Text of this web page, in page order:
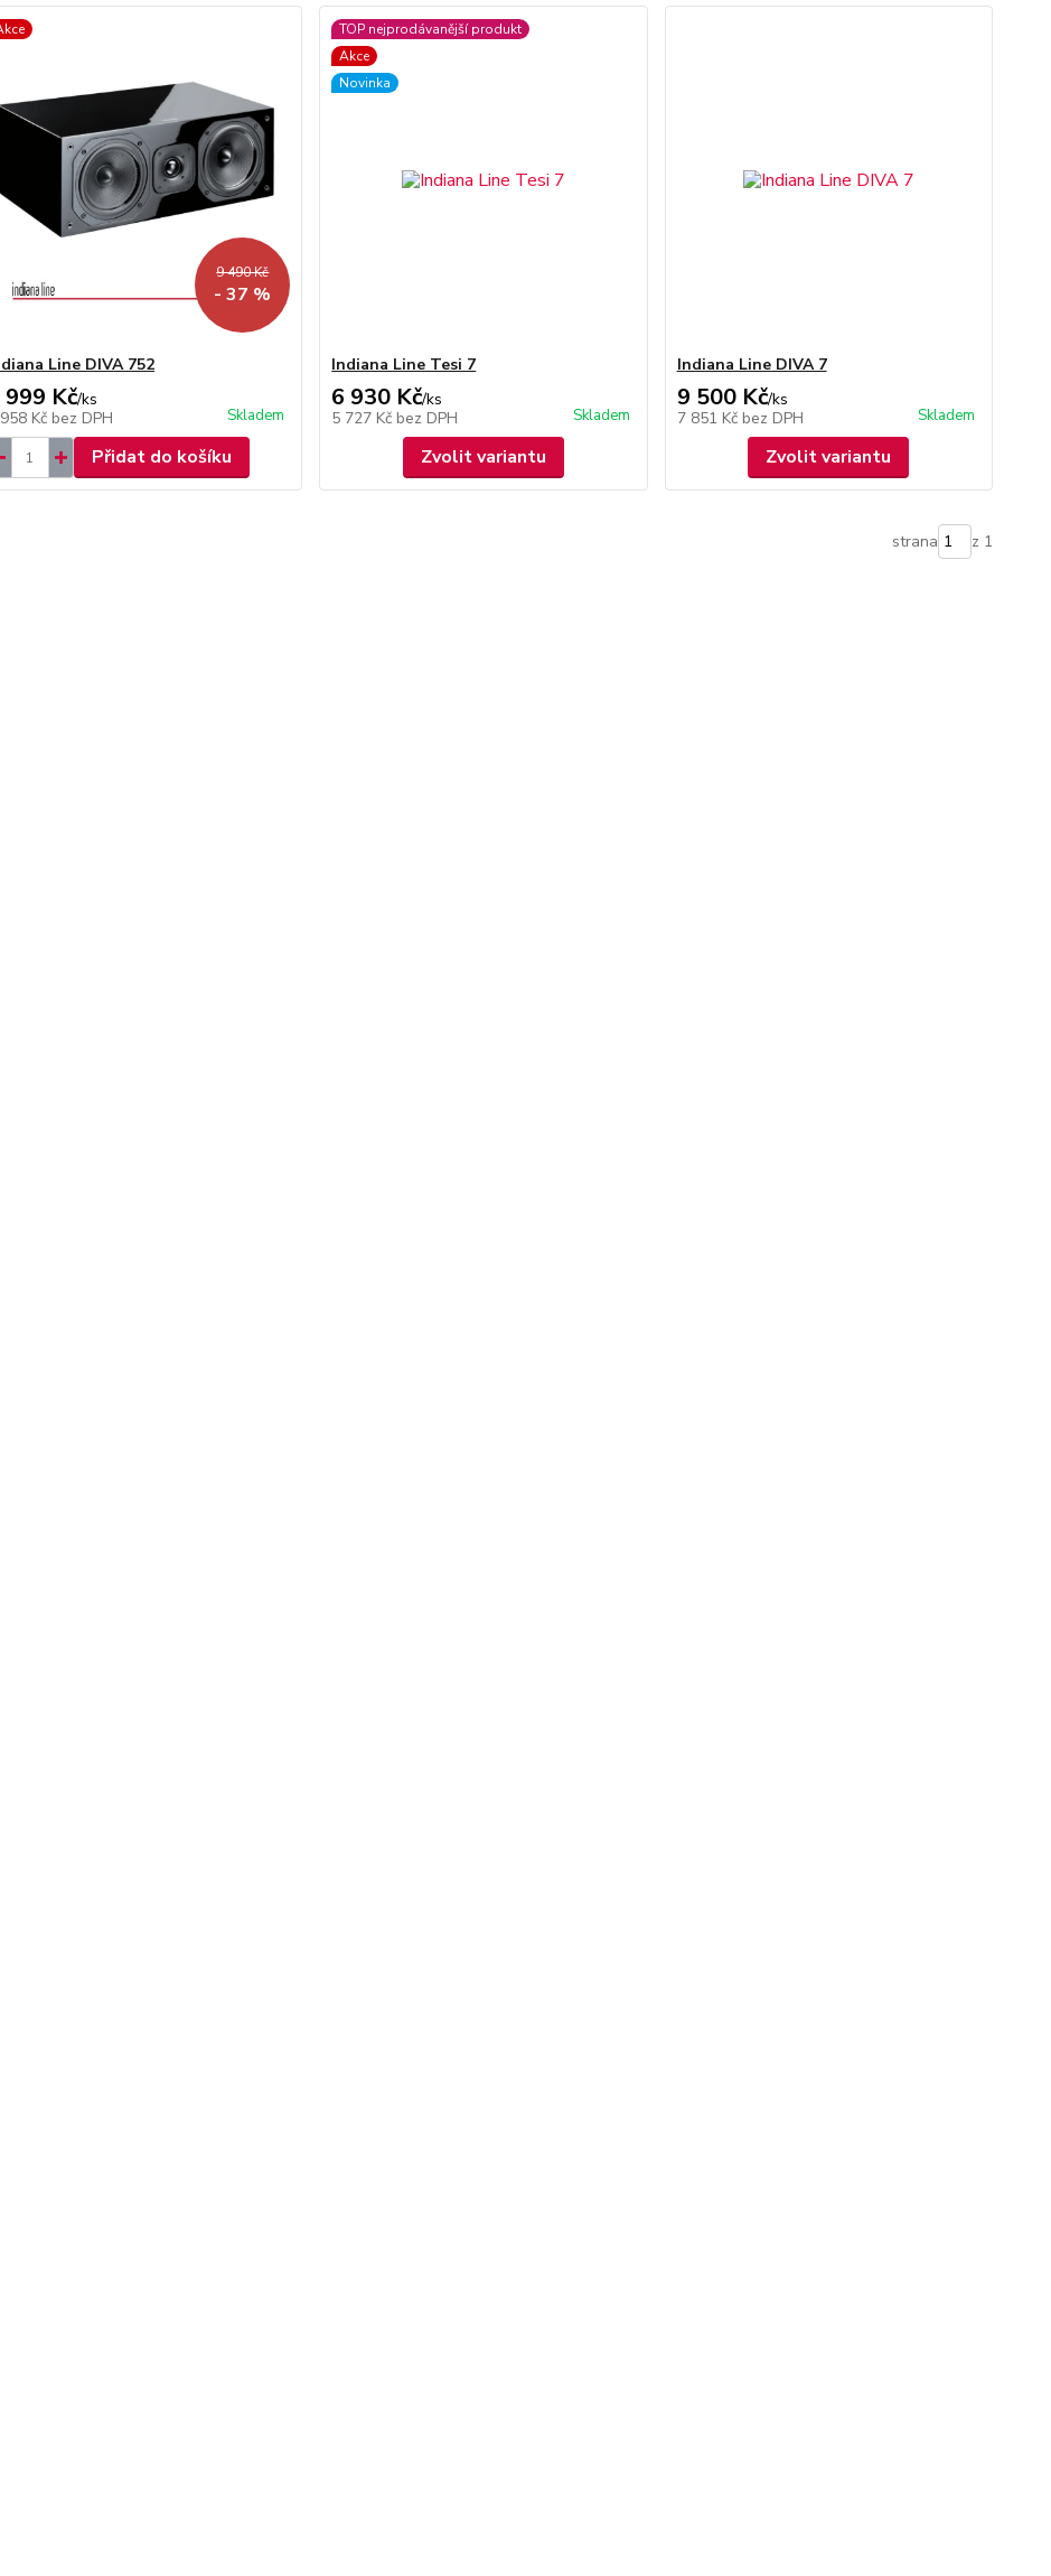
9 490 Kč
- 37 %
Line DIVA 752
999 Kč/ks
Kč bez DPH Skladem
Přidat do košíku
TOP nejprodávanější produkt
Akce
Novinka
Indiana Line Tesi 7
6 930 Kč/ks
5 727 Kč bez DPH Skladem
Zvolit variantu
Indiana Line DIVA 7
9 500 Kč/ks
7 851 Kč bez DPH Skladem
Zvolit variantu
strana z 1